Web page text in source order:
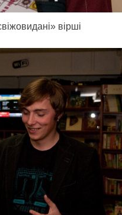
вірші